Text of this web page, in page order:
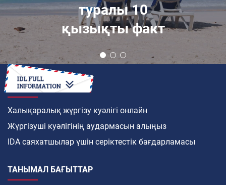
туралы 10
қызықты факт
ҚАЛАЙ
Халықаралық жүргізу куәлігі онлайн
Жүргізуші куәлігінің аудармасын алыңыз
IDA саяхатшылар үшін серіктестік бағдарламасы
ТАНЫМАЛ БАҒЫТТАР